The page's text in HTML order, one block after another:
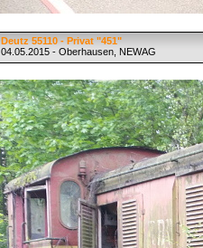
Deutz 55110 - Privat "451"
04.05.2015 - Oberhausen, NEWAG